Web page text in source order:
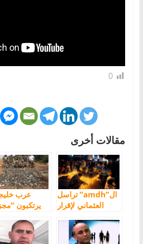
0
مقالات أخرى
ال”amdh” تراسل
العثماني لإقرار
عطلة رسمية
مدفوعة الأجر
عرب
يرتكبون
1490 طائر
واحد